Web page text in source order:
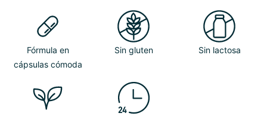
Fórmula en
cápsulas cómoda
Sin gluten Sin lactosa